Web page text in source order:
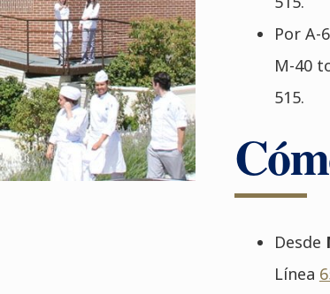
Por A-6
M-40
515.
Desde
Línea